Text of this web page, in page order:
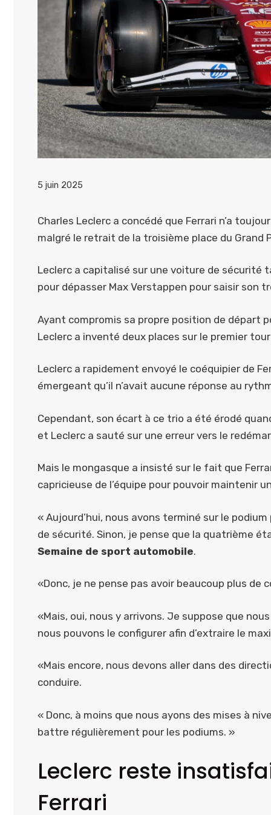
5 juin 2025
Charles Leclerc a concédé que Ferrari n’a
malgré le retrait de la troisième place du Grand
Leclerc a capitalisé sur une voiture de sécurité
pour dépasser Max Verstappen pour saisir son
Ayant compromis sa propre position de départ
Leclerc a inventé deux places sur le premier
Leclerc a rapidement envoyé le coéquipier de
émergeant qu’il n’avait aucune réponse au
Cependant, son écart à ce trio a été érodé
et Leclerc a sauté sur une erreur vers le
Mais le mongasque a insisté sur le fait que
capricieuse de l’équipe pour pouvoir maintenir
« Aujourd’hui, nous avons terminé sur le
de sécurité. Sinon, je pense que la quatrième
Semaine de sport automobile.
«Donc, je ne pense pas avoir beaucoup plus
«Mais, oui, nous y arrivons. Je suppose que
nous pouvons le configurer afin d’extraire le
«Mais encore, nous devons aller dans des
conduire.
« Donc, à moins que nous ayons des mises à
battre régulièrement pour les podiums. »
Leclerc reste
Ferrari